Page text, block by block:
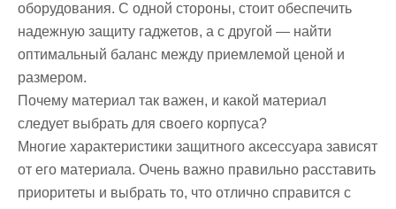
оборудования. С одной стороны, стоит обеспечить
надежную защиту гаджетов, а с другой — найти
оптимальный баланс между приемлемой ценой и
размером.
Почему материал так важен, и какой материал
следует выбрать для своего корпуса?
Многие характеристики защитного аксессуара зависят
от его материала. Очень важно правильно расставить
приоритеты и выбрать то, что отлично справится с